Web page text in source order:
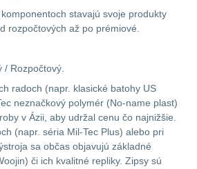
stavajú svoje produkty
rozpočtových až po prémiové.
/ Rozpočtový.
radoch (napr. klasické batohy US
neznačkový polymér (No-name plast)
v Ázii, aby udržal cenu čo najnižšie.
(napr. séria Mil-Tec Plus) alebo pri
sa občas objavujú základné
či ich kvalitné repliky. Zipsy sú